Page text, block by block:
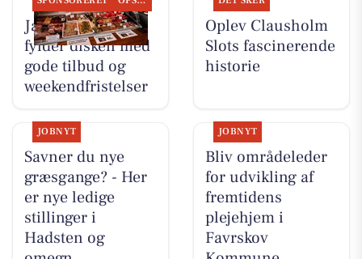
Jaataak Slagteren
fylder disken med
gode tilbud og
weekendfristelser
Oplev Clausholm
Slots fascinerende
historie
JOBNYT
Savner du nye
græsgange? - Her
er nye ledige
stillinger i
Hadsten og
JOBNYT
Bliv områdeleder
for udvikling af
fremtidens
plejehjem i
Favrskov